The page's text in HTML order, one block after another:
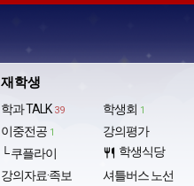
재학생
학과 TALK 39
이중전공 1
└ 쿠플라이
강의자료·족보
학생회 1
강의평가
restaurant 학생식당
셔틀버스 노선